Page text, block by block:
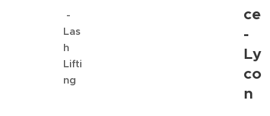
-
Las
h
Lifti
ng
ce
-
Ly
co
n